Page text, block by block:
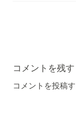
ー
シ
コメントを残す
コメントを投稿